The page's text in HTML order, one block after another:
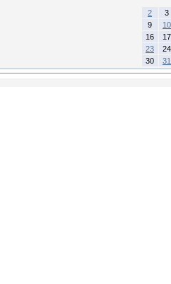
2
3
9
10
16
17
23
24
30
31